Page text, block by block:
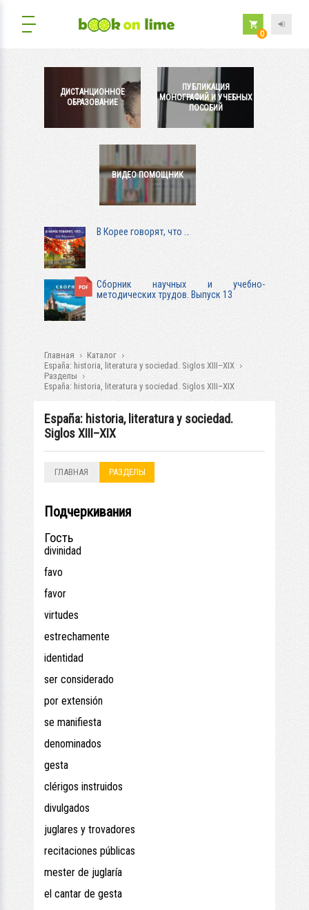
0
ДИСТАНЦИОННОЕ
ОБРАЗОВАНИЕ
ПУБЛИКАЦИЯ
МОНОГРАФИЙ И УЧЕБНЫХ
ПОСОБИЙ
ВИДЕО ПОМОЩНИК
В Корее говорят, что …
Сборник научных и учебно-
методических трудов. Выпуск 13
Главная
Каталог
España: historia, literatura y sociedad. Siglos XIII–XIX
Разделы
España: historia, literatura y sociedad. Siglos XIII–XIX
España: historia, literatura y sociedad.
Siglos XIII–XIX
ГЛАВНАЯ РАЗДЕЛЫ
Подчеркивания
Гость
divinidad
favo
favor
virtudes
estrechamente
identidad
ser considerado
por extensión
se manifiesta
denominados
gesta
clérigos instruidos
divulgados
juglares y trovadores
recitaciones públicas
mester de juglaría
el cantar de gesta